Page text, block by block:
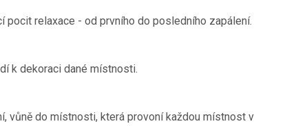
relaxace - od prvního do posledního zapálení.
k dekoraci dané místnosti.
vůně do místnosti, která provoní každou místnost v